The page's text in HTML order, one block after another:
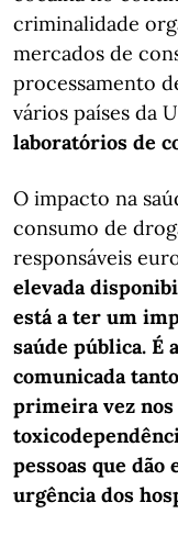
criminalidade
mercados de
processamento
vários países da
laboratórios de
O impacto na
consumo de
responsáveis
elevada
está a ter um
saúde pública. É
comunicada
primeira vez
pessoas que dão
urgência dos